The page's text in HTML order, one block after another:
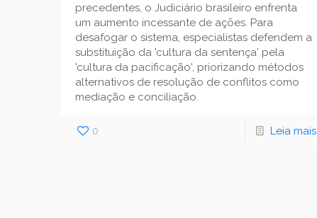
precedentes, o Judiciário brasileiro enfrenta
um aumento incessante de ações. Para
desafogar o sistema, especialistas defendem a
substituição da 'cultura da sentença' pela
'cultura da pacificação', priorizando métodos
alternativos de resolução de conflitos como
mediação e conciliação.
0 Leia mais